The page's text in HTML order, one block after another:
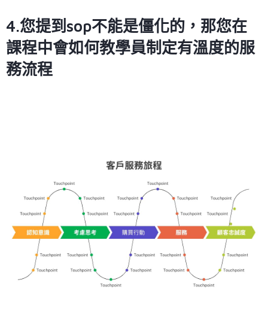
4.您提到sop不能是僵化的，那您在
課程中會如何教學員制定有溫度的服
務流程